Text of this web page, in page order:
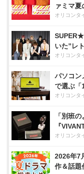
ァミマ
オリコンタ
いた”レ
オリコンタ
パソコン
で選ぶ「
オリコンタ
「別班
『
オリコンタ
2026年7
作＆話題